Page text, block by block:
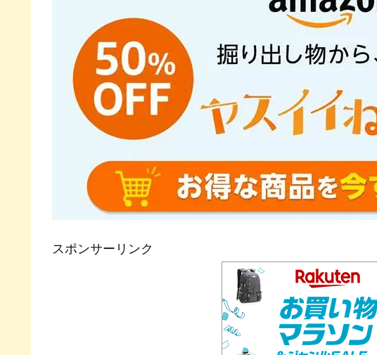
スポンサーリンク